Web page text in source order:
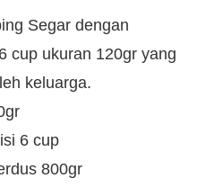
Rp28,000.
Segar dengan
cup ukuran 120gr yang
keluarga.
6 cup
800gr